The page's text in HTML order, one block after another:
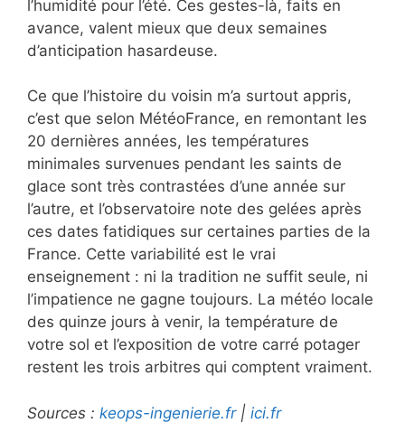
l’humidité pour l’été. Ces gestes-là, faits en
avance, valent mieux que deux semaines
d’anticipation hasardeuse.
Ce que l’histoire du voisin m’a surtout appris,
c’est que selon MétéoFrance, en remontant les
20 dernières années, les températures
minimales survenues pendant les saints de
glace sont très contrastées d’une année sur
l’autre, et l’observatoire note des gelées après
ces dates fatidiques sur certaines parties de la
France. Cette variabilité est le vrai
enseignement : ni la tradition ne suffit seule, ni
l’impatience ne gagne toujours. La météo locale
des quinze jours à venir, la température de
votre sol et l’exposition de votre carré potager
restent les trois arbitres qui comptent vraiment.
Sources : keops-ingenierie.fr| ici.fr